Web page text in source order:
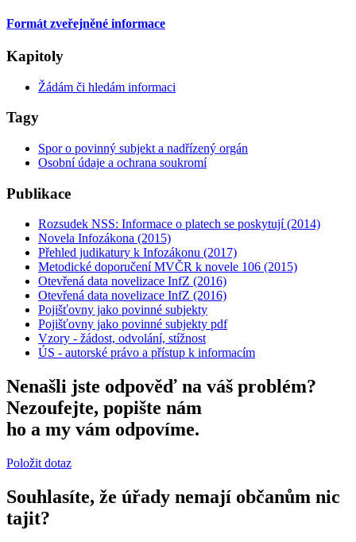
Formát zveřejněné informace
Kapitoly
Žádám či hledám informaci
Tagy
Spor o povinný subjekt a nadřízený orgán
Osobní údaje a ochrana soukromí
Publikace
Rozsudek NSS: Informace o platech se poskytují (2014)
Novela Infozákona (2015)
Přehled judikatury k Infozákonu (2017)
Metodické doporučení MVČR k novele 106 (2015)
Otevřená data novelizace InfZ (2016)
Otevřená data novelizace InfZ (2016)
Pojišťovny jako povinné subjekty
Pojišťovny jako povinné subjekty pdf
Vzory - žádost, odvolání, stížnost
ÚS - autorské právo a přístup k informacím
Nenašli jste odpověď na váš problém?
Nezoufejte, popište nám
ho a my vám odpovíme.
Položit dotaz
Souhlasíte, že úřady nemají občanům nic
tajit?